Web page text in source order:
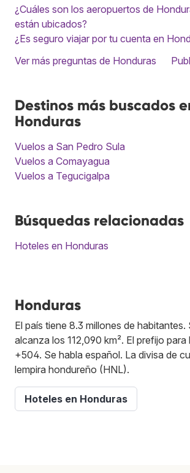
¿Cuáles son los aeropuertos de
están ubicados?
¿Es seguro viajar por tu cuenta en
Ver más preguntas de Honduras
Destinos más buscados
Honduras
Vuelos a San Pedro Sula
Vuelos a Comayagua
Vuelos a Tegucigalpa
Búsquedas relacionadas
Hoteles en Honduras
Honduras
El país tiene 8.3 millones de habitantes.
alcanza los 112,090 km². El prefijo para
+504. Se habla español. La divisa de
lempira hondureño (HNL).
Hoteles en Honduras